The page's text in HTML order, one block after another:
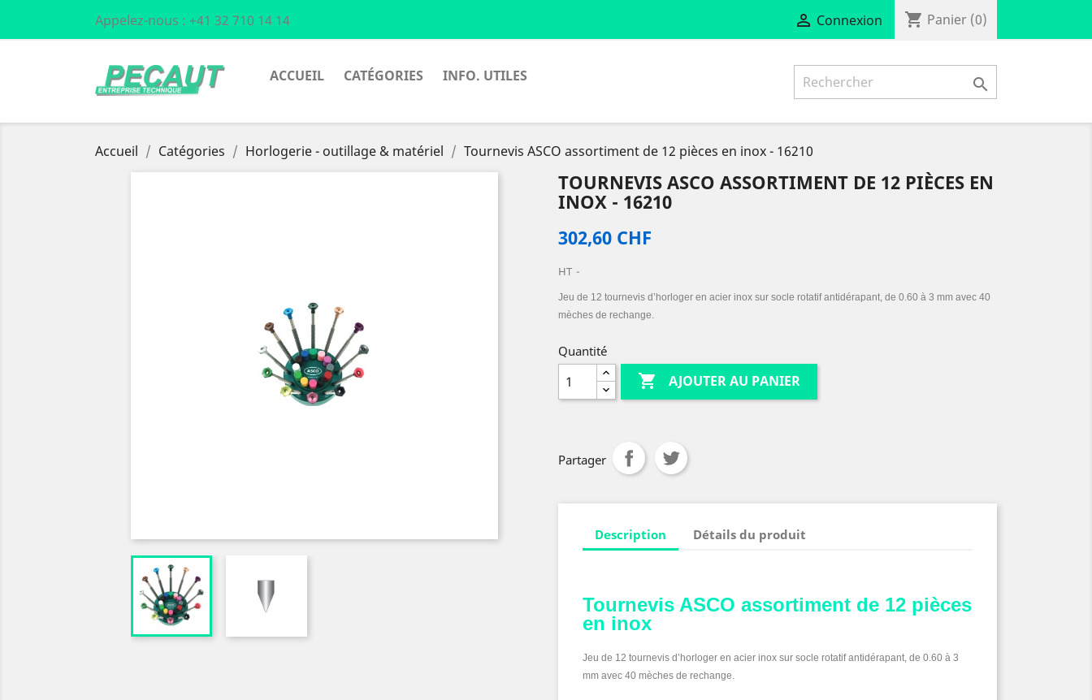
Appelez-nous : +41 32 710 14 14  Connexion shopping_cart Panier (0)
ACCUEIL CATÉGORIES INFO. UTILES 
Accueil Catégories Horlogerie - outillage & matériel Tournevis ASCO assortiment de 12 pièces en inox - 16210
TOURNEVIS ASCO ASSORTIMENT DE 12 PIÈCES EN
INOX - 16210
302,60 CHF
HT
Jeu de 12 tournevis d’horloger en acier inox sur socle rotatifantidérapant, de 0.60 à 3 mm avec 40
mèches de rechange.
Quantité
 AJOUTER AU PANIER
Partager
Description Détails du produit
Tournevis ASCO assortiment de 12 pièces
en inox
Jeu de 12 tournevis d’horloger en acier inox sur socle rotatifantidérapant, de 0.60 à 3
mm avec 40 mèches de rechange.